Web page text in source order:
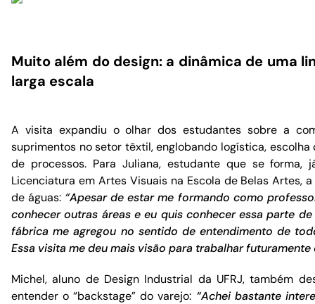
Muito além do design: a dinâmica de uma
larga escala
A visita expandiu o olhar dos estudantes sobre a
suprimentos no setor têxtil, englobando logística,
de processos. Para Juliana, estudante que se
Licenciatura em Artes Visuais na Escola de Belas Artes,
de águas: “Apesar de estar me formando como
conhecer outras áreas e eu quis conhecer essa parte
fábrica me agregou no sentido de entendimento de
Essa visita me deu mais visão para trabalhar futuramente
Michel, aluno de Design Industrial da UFRJ, também
entender o “backstage” do varejo: “Achei bastante